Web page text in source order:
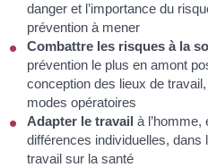
danger et l’importance du
prévention à mener
Combattre les risques à la
prévention le plus en amont
conception des lieux de
modes opératoires
Adapter le travail à l’homme,
différences individuelles, dans
travail sur la santé